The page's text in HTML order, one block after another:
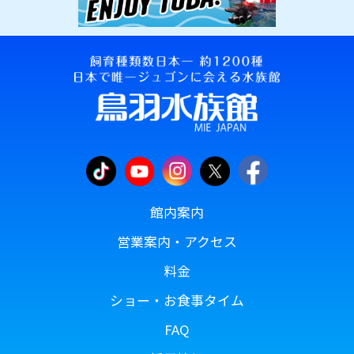
館内案内
営業案内・アクセス
料金
ショー・お食事タイム
FAQ